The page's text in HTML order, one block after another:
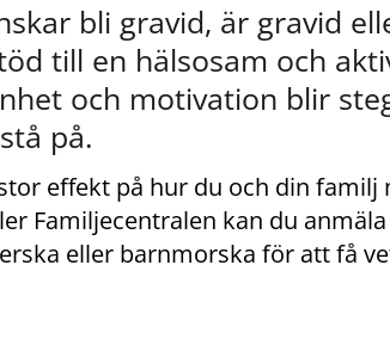
bli gravid, är gravid
till en hälsosam och
och motivation blir
på.
effekt på hur du och din familj
Familjecentralen kan du
eller barnmorska för att få